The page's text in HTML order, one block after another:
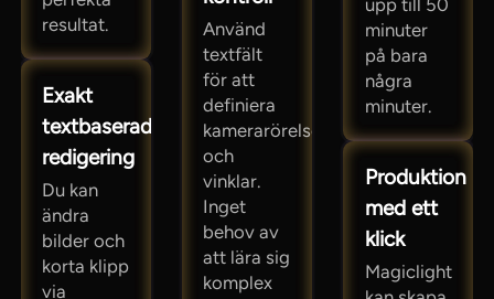
resultat.
Exakt
textbaserad
redigering
Du kan
ändra
bilder och
korta klipp
via
Använd
textfält
för att
definiera
kamerarörelser
och
vinklar.
Inget
behov av
att lära sig
komplex
upp till 50
minuter
på bara
några
minuter.
Produktion
med ett
klick
Magiclight